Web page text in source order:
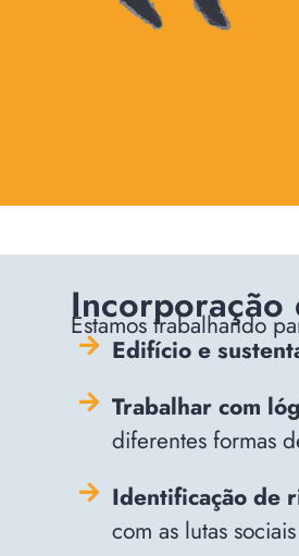
Incorporação
Estamos trabalhando
Edifícioe
Trabalhar com
diferentes formas
Identificação de
com as lutas sociais